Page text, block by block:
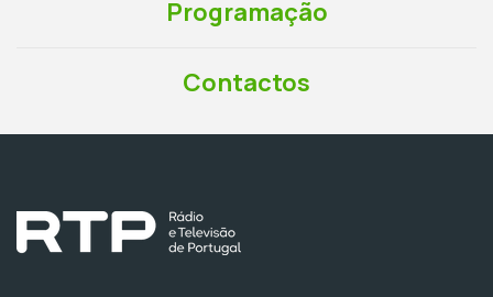
Programação
Contactos